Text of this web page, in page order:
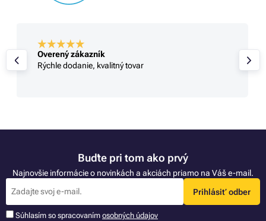
Overený zákazník
Rýchle dodanie, kvalitný tovar
Buďte pri tom ako prvý
Najnovšie informácie o novinkách a akciách priamo na Váš e-mail.
Prihlásiť odber
Súhlasím so spracovaním osobných údajov